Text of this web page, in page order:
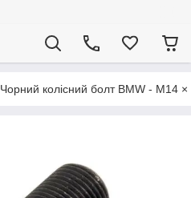
Чорний колісний болт BMW - M14